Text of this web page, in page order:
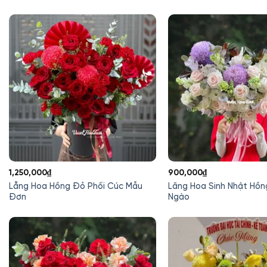
1,850,000₫.là:
1,650,000₫.
2,000,000₫.
Lẵng Hoa Hồng Đỏ Phối Cúc Mẫu
Đơn
1,250,000₫
Lãng Hoa Sinh Nhật
Ngào
900,000₫